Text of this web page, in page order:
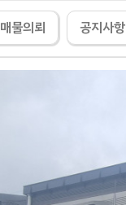
매물의뢰 공지사항